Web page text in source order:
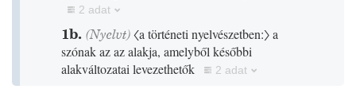
2 adat
1b. (Nyelvt)〈a történeti nyelvészetben:〉a
szónak az az alakja, amelyből későbbi
alakváltozatai levezethetők
2 adat